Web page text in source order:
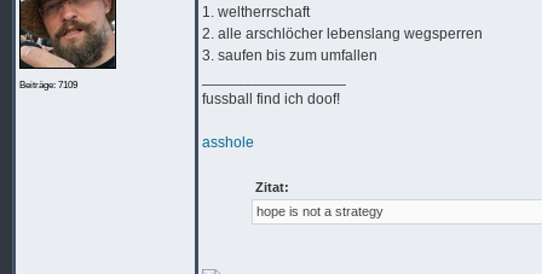
Beiträge: 7109
1. weltherrschaft
2. alle arschlöcher lebenslang wegsperren
3. saufen bis zum umfallen
fussball find ich doof!
asshole
Zitat:
hope is not a strategy